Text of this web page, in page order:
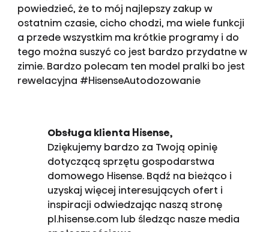
powiedzieć, że to mój najlepszy zakup w
ostatnim czasie, cicho chodzi, ma wiele funkcji
a przede wszystkim ma krótkie programy i do
tego można suszyć co jest bardzo przydatne w
zimie. Bardzo polecam ten model pralki bo jest
rewelacyjna #HisenseAutodozowanie
Obsługa klienta Hisense,
Dziękujemy bardzo za Twoją opinię
dotyczącą sprzętu gospodarstwa
domowego Hisense. Bądź na bieżąco i
uzyskaj więcej interesujących ofert i
inspiracji odwiedzając naszą stronę
pl.hisense.com lub śledząc nasze media